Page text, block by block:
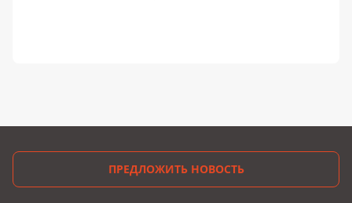
ПРЕДЛОЖИТЬ НОВОСТЬ